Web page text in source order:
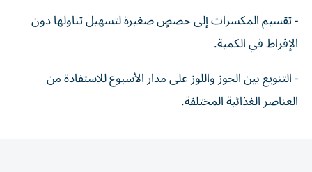
- تقسيم المكسرات إلى حصصٍ صغيرة لتسهيل تناولها دون
الإفراط في الكمية.
- التنويع بين الجوز واللوز على مدار الأسبوع للاستفادة من
العناصر الغذائية المختلفة.